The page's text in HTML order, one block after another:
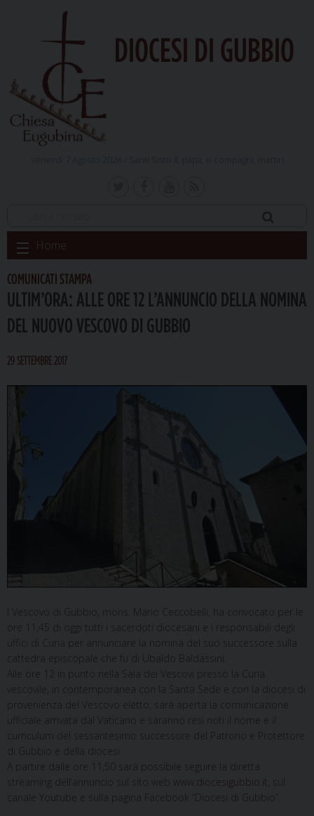
DIOCESI DI GUBBIO
Skip
to
content
Home
COMUNICATI STAMPA
ULTIM’ORA: ALLE ORE 12 L’ANNUNCIO DELLA NOMINA
DEL NUOVO VESCOVO DI GUBBIO
29 SETTEMBRE 2017
l Vescovo di Gubbio, mons. Mario Ceccobelli, ha convocato per le
ore 11,45 di oggi tutti i sacerdoti diocesani e i responsabili degli
uffici di Curia per annunciare la nomina del suo successore sulla
cattedra episcopale che fu di Ubaldo Baldassini.
Alle ore 12 in punto nella Sala dei Vescovi presso la Curia
vescovile, in contemporanea con la Santa Sede e con la diocesi di
provenienza del Vescovo eletto, sarà aperta la comunicazione
ufficiale arrivata dal Vaticano e saranno resi noti il nome e il
curriculum del sessantesimo successore del Patrono e Protettore
di Gubbio e della diocesi.
A partire dalle ore 11,50 sarà possibile seguire la diretta
streaming dell’annuncio sul sito web www.diocesigubbio.it , sul
canale Youtube e sulla pagina Facebook “Diocesi di Gubbio”.